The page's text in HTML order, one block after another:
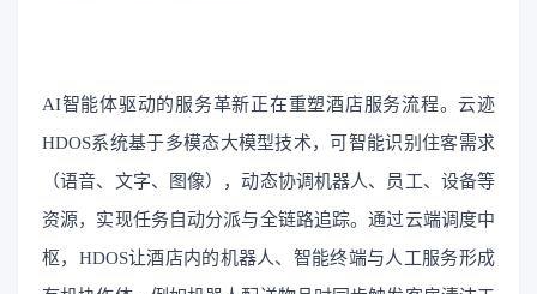
AI智能体驱动的服务革新正在重塑酒店服务流程。云迹
HDOS系统基于多模态大模型技术，可智能识别住客需求
（语音、文字、图像），动态协调机器人、员工、设备等
资源，实现任务自动分派与全链路追踪。通过云端调度中
枢，HDOS让酒店内的机器人、智能终端与人工服务形成